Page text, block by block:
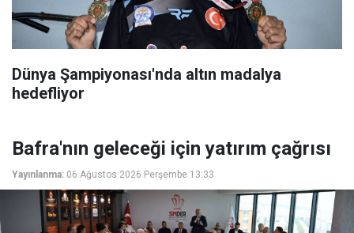
Dünya Şampiyonası'nda altın madalya
hedefliyor
Bafra'nın geleceği için yatırım çağrısı
Yayınlanma: 06 Ağustos 2026 Perşembe 13:33